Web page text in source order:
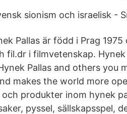
sionism och israelisk -
Pallas är född i Prag
fil.dr i filmvetenskap.
Pallas and others you
makes the world more
produkter inom hynek
pyssel, sällskapsspel,